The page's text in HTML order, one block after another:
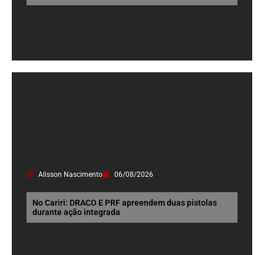
Alisson Nascimento 06/08/2026
No Cariri: DRACO E PRF apreendem duas pistolas
durante ação integrada